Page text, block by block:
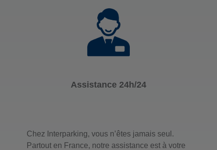
Parking Interparking
Gouvion Maillot
Nombre de place : 170
J'y vais
Assistance 24h/24
Chez Interparking, vous n’êtes jamais seul.
Partout en France, notre assistance est à votre